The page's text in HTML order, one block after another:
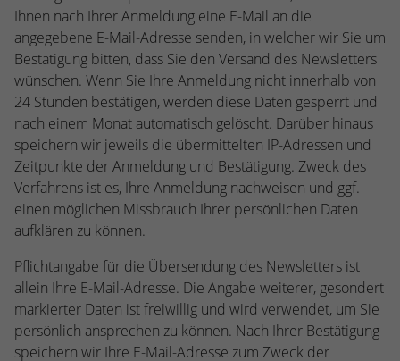
Ihnen nach Ihrer Anmeldung eine E-Mail an die
angegebene E-Mail-Adresse senden, in welcher wir Sie um
Bestätigung bitten, dass Sie den Versand des Newsletters
wünschen. Wenn Sie Ihre Anmeldung nicht innerhalb von
24 Stunden bestätigen, werden diese Daten gesperrt und
nach einem Monat automatisch gelöscht. Darüber hinaus
speichern wir jeweils die übermittelten IP-Adressen und
Zeitpunkte der Anmeldung und Bestätigung. Zweck des
Verfahrens ist es, Ihre Anmeldung nachweisen und ggf.
einen möglichen Missbrauch Ihrer persönlichen Daten
aufklären zu können.
Pflichtangabe für die Übersendung des Newsletters ist
allein Ihre E-Mail-Adresse. Die Angabe weiterer, gesondert
markierter Daten ist freiwillig und wird verwendet, um Sie
persönlich ansprechen zu können. Nach Ihrer Bestätigung
speichern wir Ihre E-Mail-Adresse zum Zweck der